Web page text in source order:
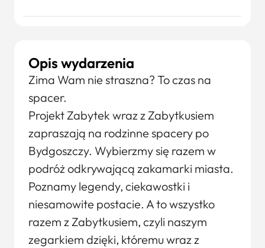
Opis wydarzenia
Zima Wam nie straszna? To czas na
spacer.
Projekt Zabytek wraz z Zabytkusiem
zapraszają na rodzinne spacery po
Bydgoszczy. Wybierzmy się razem w
podróż odkrywającą zakamarki miasta.
Poznamy legendy, ciekawostki i
niesamowite postacie. A to wszystko
razem z Zabytkusiem, czyli naszym
zegarkiem dzięki, któremu wraz z